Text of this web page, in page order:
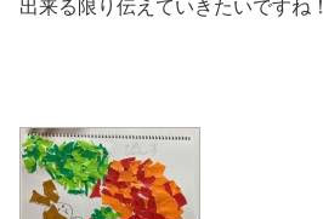
出来る限り伝えていきたいですね！